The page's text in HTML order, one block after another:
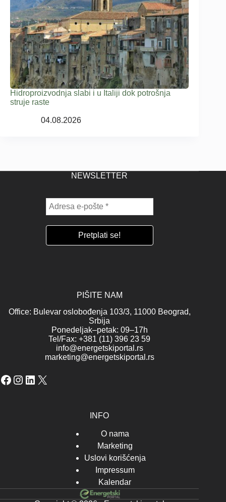
Hidroproizvodnja slabi i u Italiji dok potrošnja
struje raste
04.08.2026
NEWSLETTER
PIŠITE NAM
Office: Bulevar oslobođenja 103/3, 11000 Beograd,
Srbija
Ponedeljak–petak: 09–17h
Tel/Fax: +381 (11) 396 23 59
info@energetskiportal.rs
marketing@energetskiportal.rs
Facebook
Instagram
LinkedIn
X
INFO
O nama
Marketing
Uslovi korišćenja
Impressum
Kalendar